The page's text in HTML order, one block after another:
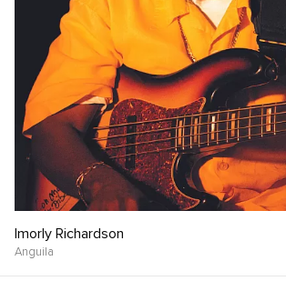
Imorly Richardson
Anguila